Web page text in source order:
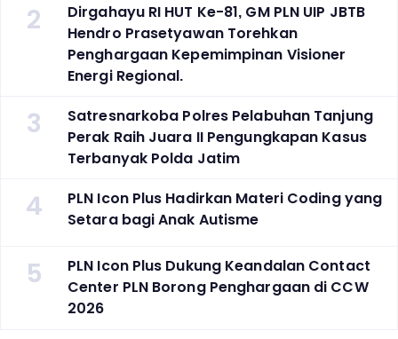
2
Dirgahayu RI HUT Ke-81, GM PLN UIP JBTB
Hendro Prasetyawan Torehkan
Penghargaan Kepemimpinan Visioner
Energi Regional.
3
Satresnarkoba Polres Pelabuhan Tanjung
Perak Raih Juara II Pengungkapan Kasus
Terbanyak Polda Jatim
4
PLN Icon Plus Hadirkan Materi Coding yang
Setara bagi Anak Autisme
5
PLN Icon Plus Dukung Keandalan Contact
Center PLN Borong Penghargaan di CCW
2026